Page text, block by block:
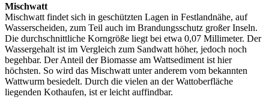
Mischwatt
Mischwatt findet sich in geschützten Lagen in Festlandnähe, auf
Wasserscheiden, zum Teil auch im Brandungsschutz großer Inseln.
Die durchschnittliche Korngröße liegt bei etwa 0,07 Millimeter. Der
Wassergehalt ist im Vergleich zum Sandwatt höher, jedoch noch
begehbar. Der Anteil der Biomasse am Wattsediment ist hier
höchsten. So wird das Mischwatt unter anderem vom bekannten
Wattwurm besiedelt. Durch die vielen an der Wattoberfläche
liegenden Kothaufen, ist er leicht auffindbar.